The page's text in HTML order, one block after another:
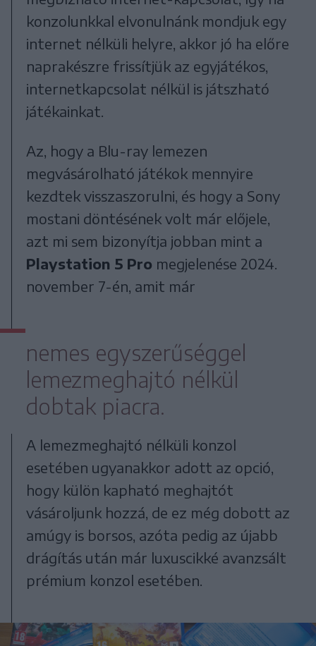
konzolunkkal elvonulnánk mondjuk egy
internet nélküli helyre, akkor jó ha előre
naprakészre frissítjük az egyjátékos,
internetkapcsolat nélkül is játszható
játékainkat.
Az, hogy a Blu-ray lemezen
megvásárolható játékok mennyire
kezdtek visszaszorulni, és hogy a Sony
mostani döntésének volt már előjele,
azt mi sem bizonyítja jobban mint a
Playstation 5 Pro megjelenése 2024.
november 7-én, amit már
nemes egyszerűséggel
lemezmeghajtó nélkül
dobtak piacra.
A lemezmeghajtó nélküli konzol
esetében ugyanakkor adott az opció,
hogy külön kapható meghajtót
vásároljunk hozzá, de ez még dobott az
amúgy is borsos, azóta pedig az újabb
drágítás után már luxuscikké avanzsált
prémium konzol esetében.